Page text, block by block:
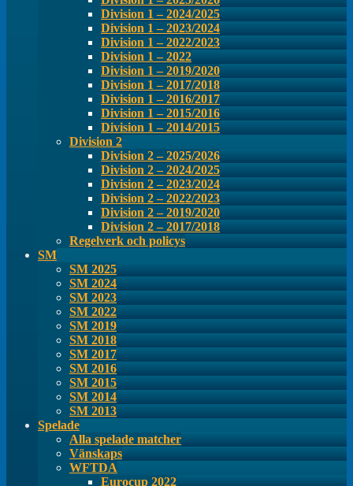
Division 1 – 2024/2025
Division 1 – 2023/2024
Division 1 – 2022/2023
Division 1 – 2022
Division 1 – 2019/2020
Division 1 – 2017/2018
Division 1 – 2016/2017
Division 1 – 2015/2016
Division 1 – 2014/2015
Division 2
Division 2 – 2025/2026
Division 2 – 2024/2025
Division 2 – 2023/2024
Division 2 – 2022/2023
Division 2 – 2019/2020
Division 2 – 2017/2018
Regelverk och policys
SM
SM 2025
SM 2024
SM 2023
SM 2022
SM 2019
SM 2018
SM 2017
SM 2016
SM 2015
SM 2014
SM 2013
Spelade
Alla spelade matcher
Vänskaps
WFTDA
Eurocup 2022